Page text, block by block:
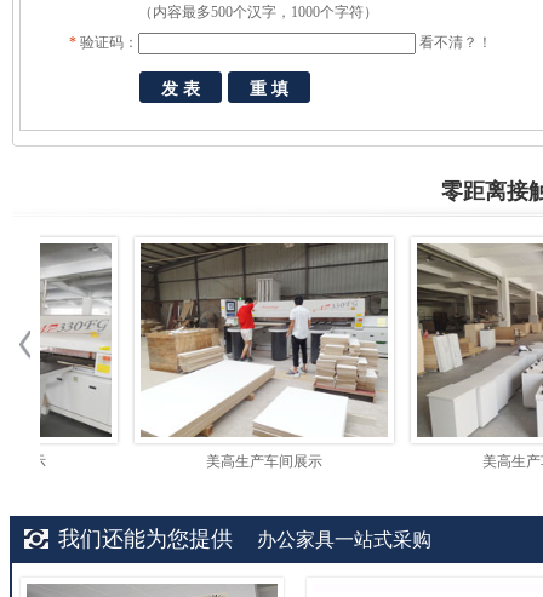
（内容最多500个汉字，1000个字符）
* 验证码： 看不清？！
零距离接
美高生产车间展示 美高生产车间展示
我们还能为您提供 办公家具一站式采购